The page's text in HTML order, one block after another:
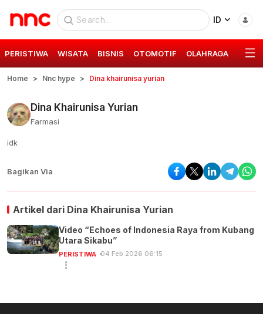
ID
PERISTIWA WISATA BISNIS OTOMOTIF OLAHRAGA GAYA
Home Nnc hype Dina khairunisa yurian
Dina Khairunisa Yurian
Farmasi
idk
Bagikan Via
Artikel dari Dina Khairunisa Yurian
Video “Echoes of Indonesia Raya from Kubang
Utara Sikabu”
PERISTIWA 04 Feb 2026 06:15